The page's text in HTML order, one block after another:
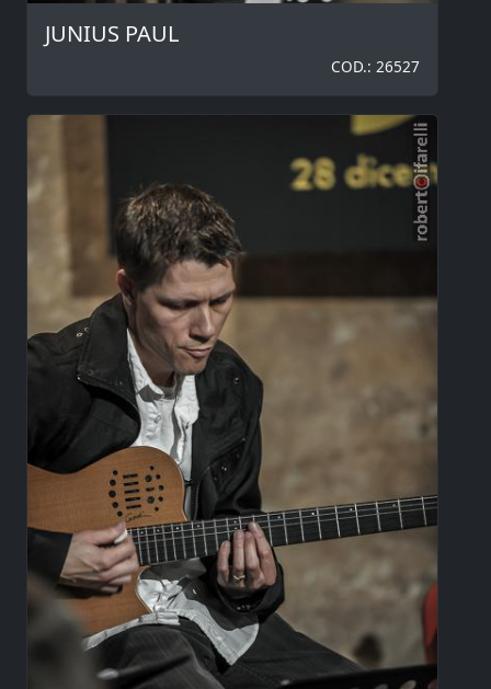
JUNIUS PAUL
COD.: 26527